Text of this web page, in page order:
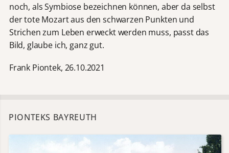
noch, als Symbiose bezeichnen können, aber da selbst
der tote Mozart aus den schwarzen Punkten und
Strichen zum Leben erweckt werden muss, passt das
Bild, glaube ich, ganz gut.
Frank Piontek, 26.10.2021
PIONTEKS BAYREUTH